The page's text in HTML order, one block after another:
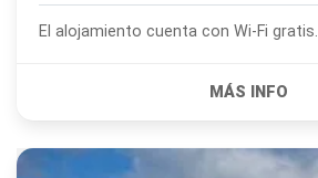
El alojamiento cuenta con Wi-Fi gratis.